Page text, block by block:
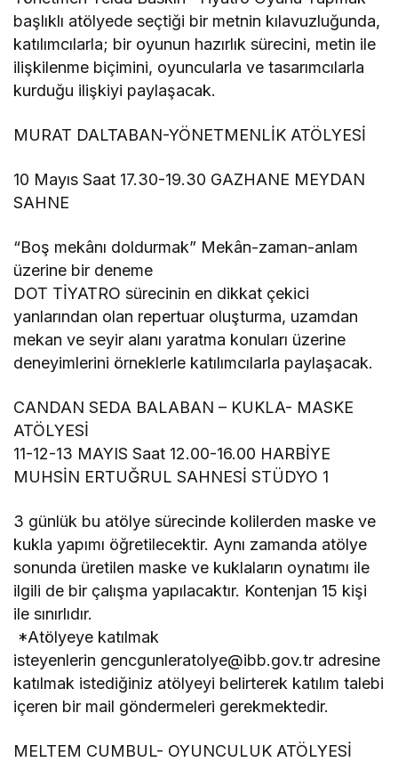
başlıklı atölyede seçtiği bir metnin kılavuzluğunda,
katılımcılarla; bir oyunun hazırlık sürecini, metin ile
ilişkilenme biçimini, oyuncularla ve tasarımcılarla
kurduğu ilişkiyi paylaşacak.
MURAT DALTABAN-YÖNETMENLİK ATÖLYESİ
10 Mayıs Saat 17.30-19.30 GAZHANE MEYDAN
SAHNE
“Boş mekânı doldurmak” Mekân-zaman-anlam
üzerine bir deneme
DOT TİYATRO sürecinin en dikkat çekici
yanlarından olan repertuar oluşturma, uzamdan
mekan ve seyir alanı yaratma konuları üzerine
deneyimlerini örneklerle katılımcılarla paylaşacak.
CANDAN SEDA BALABAN – KUKLA- MASKE
ATÖLYESİ
11-12-13 MAYIS Saat 12.00-16.00 HARBİYE
MUHSİN ERTUĞRUL SAHNESİ STÜDYO 1
3 günlük bu atölye sürecinde kolilerden maske ve
kukla yapımı öğretilecektir. Aynı zamanda atölye
sonunda üretilen maske ve kuklaların oynatımı ile
ilgili de bir çalışma yapılacaktır. Kontenjan 15 kişi
ile sınırlıdır.
*Atölyeye katılmak
isteyenlerin gencgunleratolye@ibb.gov.tr adresine
katılmak istediğiniz atölyeyi belirterek katılım talebi
içeren bir mail göndermeleri gerekmektedir.
MELTEM CUMBUL- OYUNCULUK ATÖLYESİ